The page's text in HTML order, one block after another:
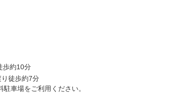
歩約10分
徒歩約7分
車場をご利用ください。